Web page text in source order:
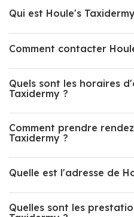
Qui est Houle's
Comment contacter
Quels sont les horaires
Taxidermy ?
Comment prendre
Taxidermy ?
Quelle est l'adresse de
Quelles sont les